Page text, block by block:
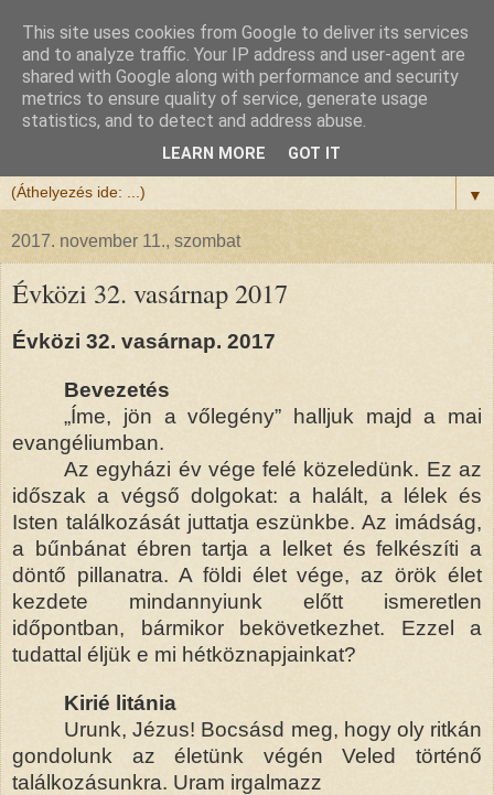
Félix atya
Szeretettel köszöntöm a honlapomra ellátogatót.
▼
2017. november 11., szombat
Évközi 32. vasárnap 2017
Évközi 32. vasárnap. 2017
Bevezetés
„Íme, jön a vőlegény” halljuk majd a mai
evangéliumban.
Az egyházi év vége felé közeledünk. Ez az
időszak a végső dolgokat: a halált, a lélek és
Isten találkozását juttatja eszünkbe. Az imádság,
a bűnbánat ébren tartja a lelket és felkészíti a
döntő pillanatra. A földi élet vége, az örök élet
kezdete mindannyiunk előtt ismeretlen
időpontban, bármikor bekövetkezhet. Ezzel a
tudattal éljük e mi hétköznapjainkat?
Kirié litánia
Urunk, Jézus! Bocsásd meg, hogy oly ritkán
gondolunk az életünk végén Veled történő
találkozásunkra. Uram irgalmazz
This site uses cookies from Google to deliver its services
and to analyze traffic. Your IP address and user-agent are
shared with Google along with performance and security
metrics to ensure quality of service, generate usage
statistics, and to detect and address abuse.
LEARN MORE GOT IT